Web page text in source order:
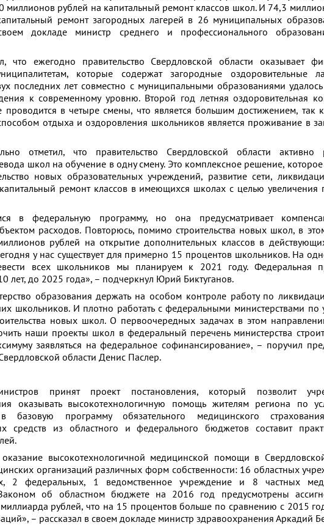
миллионов рублей на капитальный ремонт классов школ. И 74,3
ремонт загородных лагерей в 26 муниципальных
докладе министр среднего и профессионального
что ежегодно правительство Свердловской области оказывает
которые содержат загородные оздоровительные
последних лет совместно с муниципальными образованиями удалось
к современному уровню. Второй год летняя оздоровительная
проводится в четыре смены, что является большим достижением, так
отдыха и оздоровления школьников является проживание в
отметил, что правительство Свердловской области активно
школ на обучение в одну смену. Это комплексное решение,
новых образовательных учреждений, развитие сети,
ремонт классов в имеющихся школах с целью увеличения
в федеральную программу, но она предусматривает
расходов. Повторюсь, помимо строительства новых школ, в
рублей на открытие дополнительных классов в
у нас существует для примерно 15 процентов школьников. На
всех школьников мы планируем к 2021 году. Федеральная
лет, до 2025 года», – подчеркнул Юрий Биктуганов.
образования держать на особом контроле работу по
школьников. И плотно работать с федеральными министерствами по
новых школ. О первоочередных задачах в этом
наши проекты школ в федеральный перечень министерства
заявляться на федеральное софинансирование», – поручил
области Денис Паслер.
принят проект постановления, который позволит
оказывать высокотехнологичную помощь жителям региона по
базовую программу обязательного медицинского
средств из областного и федерального бюджетов составит
высокотехнологичной медицинской помощи в
организаций различных форм собственности: 16 областных
2 федеральных, 1 ведомственное учреждение и 8 частных
об областном бюджете на 2016 год предусмотрены
рублей, что на 15 процентов больше по сравнению с 2015
– рассказал в своем докладе министр здравоохранения Аркадий